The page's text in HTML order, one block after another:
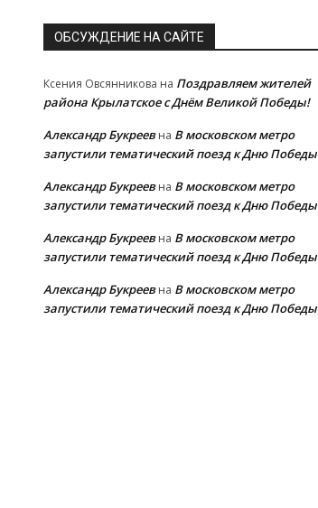
ОБСУЖДЕНИЕ НА САЙТЕ
Ксения Овсянникова на Поздравляем жителей
района Крылатское с Днём Великой Победы!
Александр Букреевна В московском метро
запустили тематический поезд к Дню Победы
Александр Букреевна В московском метро
запустили тематический поезд к Дню Победы
Александр Букреевна В московском метро
запустили тематический поезд к Дню Победы
Александр Букреевна В московском метро
запустили тематический поезд к Дню Победы